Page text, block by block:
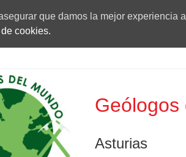
Geólogos
Asturias
que damos la mejor
cookies.